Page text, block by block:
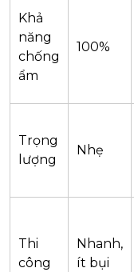
Khả
năng
chống
ẩm
100%
Trọng
lượng
Nhẹ
Thi
công
Nhanh,
ít bụi